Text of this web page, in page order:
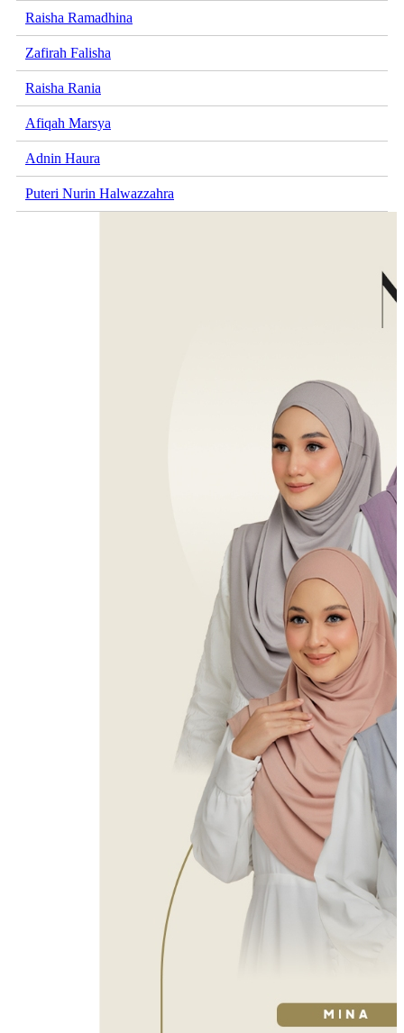
Raisha Ramadhina
Zafirah Falisha
Raisha Rania
Afiqah Marsya
Adnin Haura
Puteri Nurin Halwazzahra